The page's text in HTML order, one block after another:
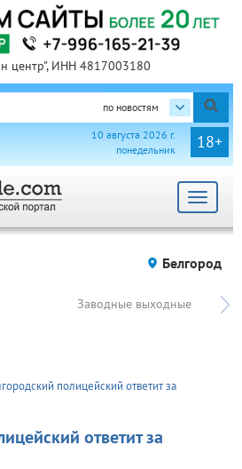
центр", ИНН 4817003180
по новостям
18+
10 августа 2026 г.
понедельник
Toggle
Белгород
Заводные выходные
полицейский ответит за
ответит за